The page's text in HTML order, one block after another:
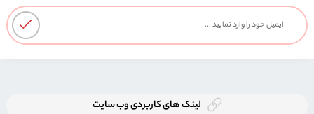
لینک های کاربردی وب سایت